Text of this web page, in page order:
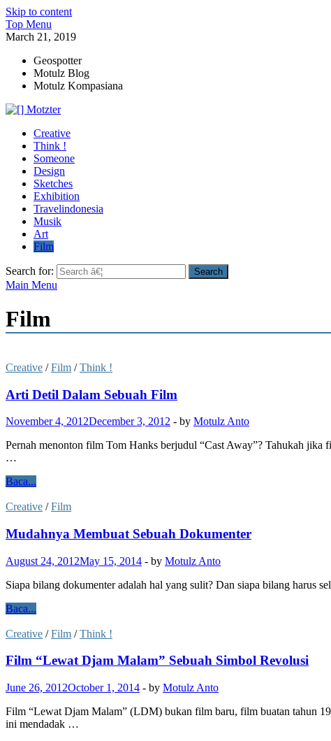
Skip to content
Top Menu
March 21, 2019
Geospotter
Motulz Blog
Motulz Kompasiana
[] Motzter
Cerita Ide Kreatif
Creative
Think !
Someone
Design
Sketches
Exhibition
Travelindonesia
Musik
Art
Film
Search for:
Main Menu
Film
Creative /Film /Think !
Arti Detil Dalam Sebuah Film
November 4, 2012December 3, 2012 - by Motulz Anto
Pernah menonton film Tom Hanks berjudul “Cast Away”? Tahukah jika
…
Baca...
Creative /Film
Mudahnya Membuat Sebuah Dokumenter
August 24, 2012May 15, 2014 - by Motulz Anto
Siapa bilang dokumenter adalah hal yang sulit? Dan siapa bilang harus
Baca...
Creative /Film /Think !
Film “Lewat Djam Malam” Sebuah Simbol Revolusi
June 26, 2012October 1, 2014 - by Motulz Anto
Film “Lewat Djam Malam” (LDM) bukan film baru, film buatan tahun
ini mendadak …